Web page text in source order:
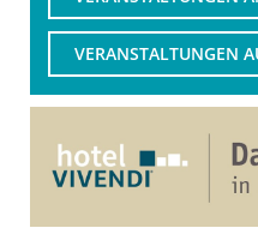
VERANSTALTUNGEN